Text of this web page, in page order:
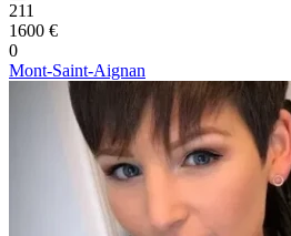
211
1600 €
0
Mont-Saint-Aignan